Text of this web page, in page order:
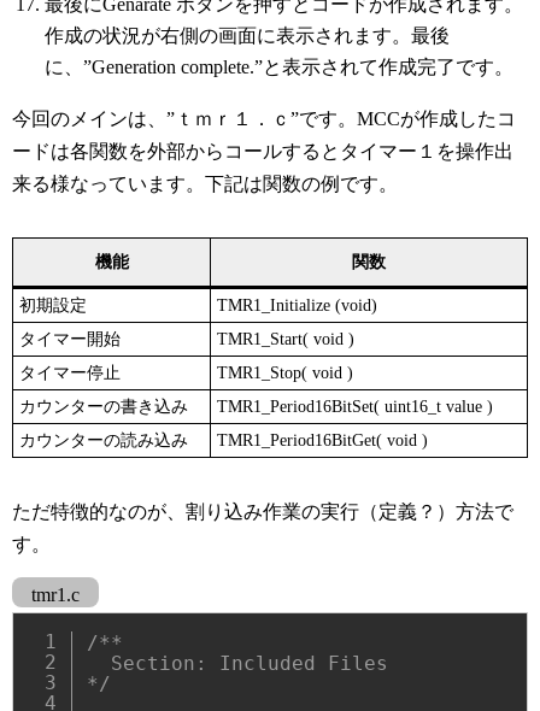
作成の状況が右側の画面に表示されます。最後
に、”Generation complete.”と表示されて作成完了です。
今回のメインは、”ｔｍｒ１．ｃ”です。MCCが作成したコ
ードは各関数を外部からコールするとタイマー１を操作出
来る様なっています。下記は関数の例です。
機能 関数
初期設定
TMR1_Initialize (void)
タイマー開始
TMR1_Start( void )
タイマー停止
TMR1_Stop( void )
カウンターの書き込み
TMR1_Period16BitSet( uint16_t value )
カウンターの読み込み
TMR1_Period16BitGet( void )
ただ特徴的なのが、割り込み作業の実行（定義？）方法で
す。
tmr1.c
/**
  Section: Included Files
*/